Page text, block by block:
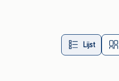
Lijst